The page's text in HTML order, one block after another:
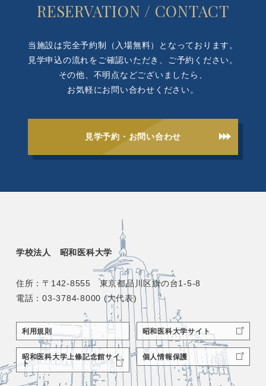
RESERVATION / CONTACT
当施設は完全予約制（入場無料）となっております。
見学申込の流れをご確認いただき、ご予約ください。
その他、不明点などございましたら、
お気軽にお問い合わせください。
見学予約・お問い合わせ
学校法人 昭和医科大学
住所：〒142-8555 東京都品川区旗の台1-5-8
電話：03-3784-8000 (大代表)
利用規則 昭和医科大学サイト
昭和医科大学上條記念館サイ
ト
個人情報保護